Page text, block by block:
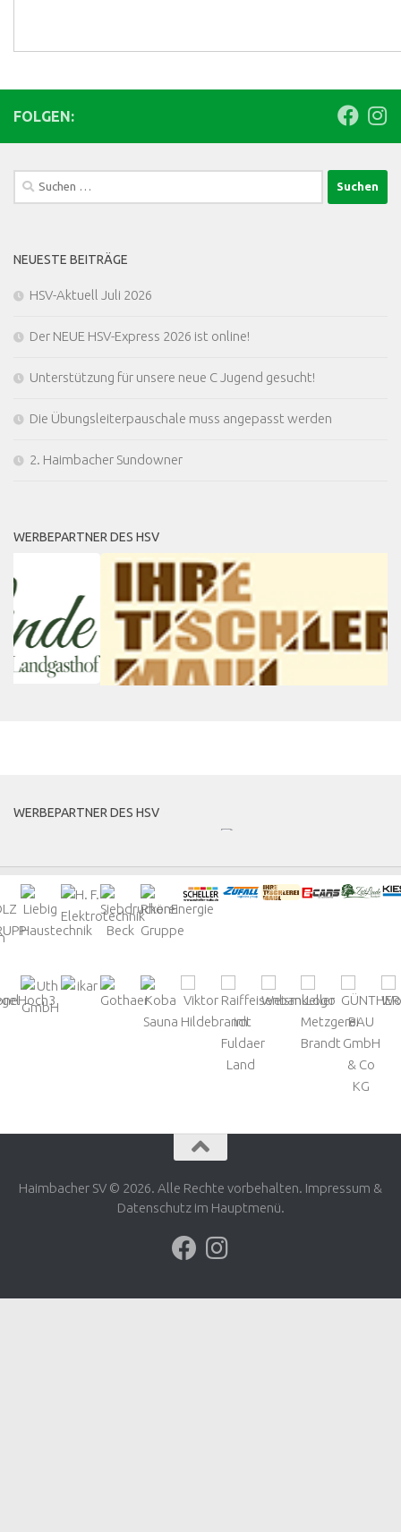
FOLGEN:
Suchen
nach:
NEUESTE BEITRÄGE
HSV-Aktuell Juli 2026
Der NEUE HSV-Express 2026 ist online!
Unterstützung für unsere neue C Jugend gesucht!
Die Übungsleiterpauschale muss angepasst werden
2. Haimbacher Sundowner
WERBEPARTNER DES HSV
Datenschutz im Hauptmenü.